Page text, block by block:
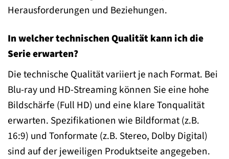
Herausforderungen und Beziehungen.
In welcher technischen Qualität kann ich die
Serie erwarten?
Die technische Qualität variiert je nach Format. Bei
Blu-ray und HD-Streaming können Sie eine hohe
Bildschärfe (Full HD) und eine klare Tonqualität
erwarten. Spezifikationen wie Bildformat (z.B.
16:9) und Tonformate (z.B. Stereo, Dolby Digital)
sind auf der jeweiligen Produktseite angegeben.